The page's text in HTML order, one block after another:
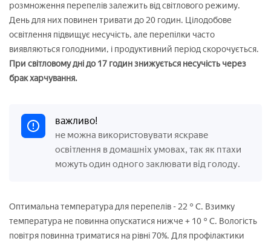
розмноження перепелів залежить від світлового режиму.
День для них повинен тривати до 20 годин. Цілодобове
освітлення підвищує несучість, але перепілки часто
виявляються голодними, і продуктивний період скорочується.
При світловому дні до 17 годин знижується несучість через
брак харчування.
важливо!
не можна використовувати яскраве
освітлення в домашніх умовах, так як птахи
можуть один одного заклювати від голоду.
Оптимальна температура для перепелів - 22 ° C. Взимку
температура не повинна опускатися нижче + 10 ° C. Вологість
повітря повинна триматися на рівні 70%. Для профілактики